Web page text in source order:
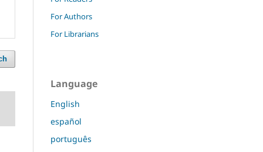
For Authors
For Librarians
Language
English
español
português